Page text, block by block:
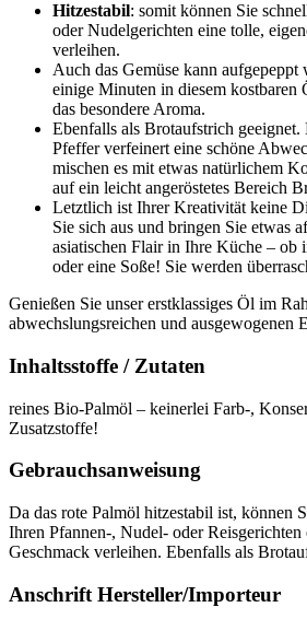
Hitzestabil: somit können Sie
oder Nudelgerichten eine tolle,
verleihen.
Auch das Gemüse kann aufgepeppt
einige Minuten in diesem kostbaren
das besondere Aroma.
Ebenfalls als Brotaufstrich geeignet.
Pfeffer verfeinert eine schöne
mischen es mit etwas natürlichem
auf ein leicht angeröstetes Bereich
Letztlich ist Ihrer Kreativität keine
Sie sich aus und bringen Sie etwas
asiatischen Flair in Ihre Küche – ob
oder eine Soße! Sie werden
Genießen Sie unser erstklassiges Öl im
abwechslungsreichen und ausgewogenen
Inhaltsstoffe / Zutaten
reines Bio-Palmöl – keinerlei Farb-,
Zusatzstoffe!
Gebrauchsanweisung
Da das rote Palmöl hitzestabil ist, können
Ihren Pfannen-, Nudel- oder
Geschmack verleihen. Ebenfalls als
Anschrift Hersteller/Importeur